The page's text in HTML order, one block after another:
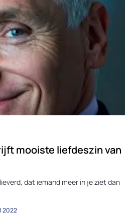
mooiste liefdeszin van
dat iemand meer in je ziet dan
2022